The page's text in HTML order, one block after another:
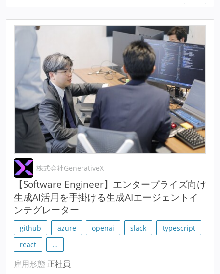
株式会社GenerativeX
【Software Engineer】エンタープライズ向け
生成AI活用を手掛ける生成AIエージェントイ
ンテグレーター
github azure openai slack
typescript
react
…
雇用形態 正社員